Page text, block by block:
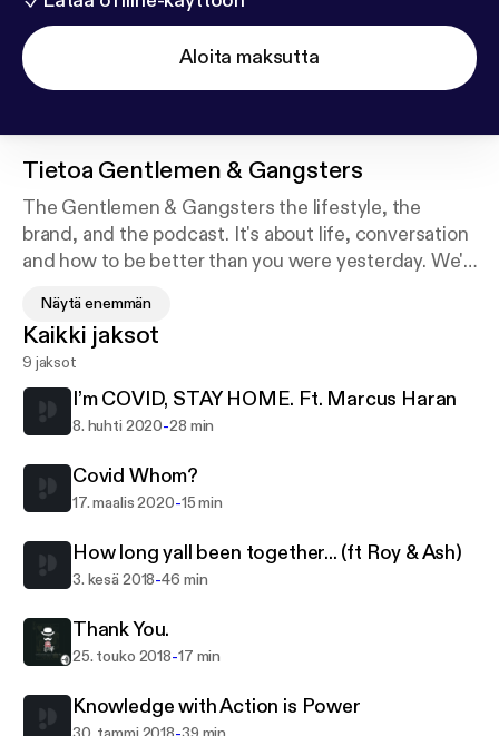
Aloita maksutta
Tietoa Gentlemen & Gangsters
The Gentlemen & Gangsters the lifestyle, the
brand, and the podcast. It's about life, conversation
and how to be better than you were yesterday. We'll
things relevant and irrelevant. At times we'll be
gentlemen and other times we'll be gangster.
Indulge. For any questions or topic
recommendations contact me at:
gentlemenNgangsters@gmail.com Instagram:
Näytä enemmän
Kaikki jaksot
9 jaksot
I’m COVID, STAY HOME. Ft. Marcus Haran
8. huhti 2020-28 min
Covid Whom?
17. maalis 2020-15 min
How long yall been together... (ft Roy & Ash)
3. kesä 2018-46 min
Thank You.
25. touko 2018-17 min
Knowledge with Action is Power